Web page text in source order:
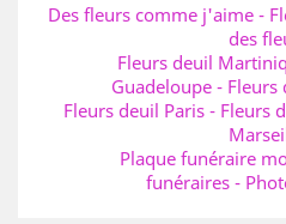
Des fleurs comme j'aime-
des
Fleurs deuil
Guadeloupe - Fleurs
Fleurs deuil Paris - Fleurs
Plaque funéraire
funéraires-